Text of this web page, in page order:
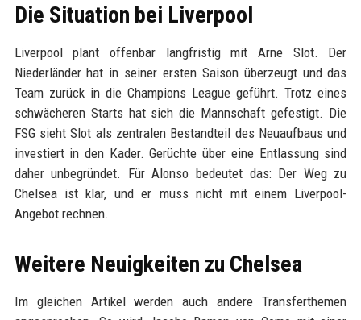
Die Situation bei Liverpool
Liverpool plant offenbar langfristig mit Arne Slot. Der
Niederländer hat in seiner ersten Saison überzeugt und das
Team zurück in die Champions League geführt. Trotz eines
schwächeren Starts hat sich die Mannschaft gefestigt. Die
FSG sieht Slot als zentralen Bestandteil des Neuaufbaus und
investiert in den Kader. Gerüchte über eine Entlassung sind
daher unbegründet. Für Alonso bedeutet das: Der Weg zu
Chelsea ist klar, und er muss nicht mit einem Liverpool-
Angebot rechnen.
Weitere Neuigkeiten zu Chelsea
Im gleichen Artikel werden auch andere Transferthemen